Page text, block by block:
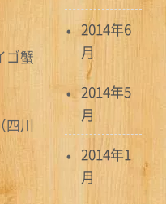
蟹
川
）
2014年6
月
2014年5
月
2014年1
月